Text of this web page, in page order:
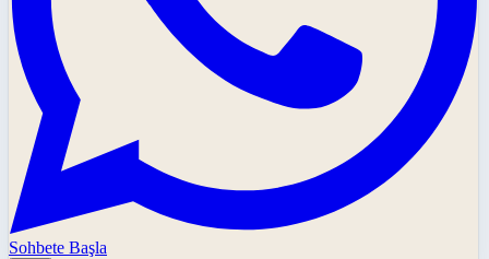
Sohbete Başla